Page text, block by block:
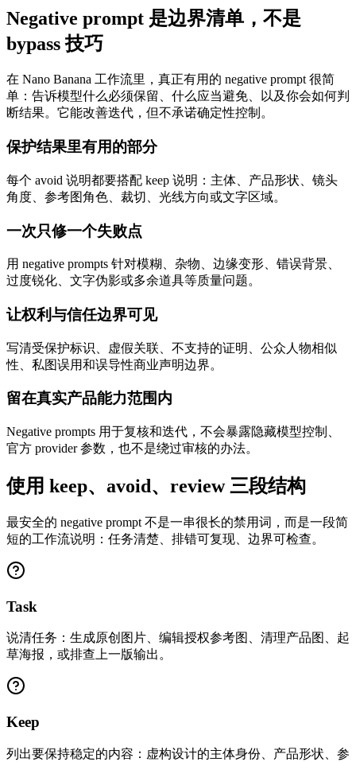
Negative prompt 是边界清单，不是
bypass 技巧
在 Nano Banana 工作流里，真正有用的 negative prompt 很简
单：告诉模型什么必须保留、什么应当避免、以及你会如何判
断结果。它能改善迭代，但不承诺确定性控制。
保护结果里有用的部分
每个 avoid 说明都要搭配 keep 说明：主体、产品形状、镜头
角度、参考图角色、裁切、光线方向或文字区域。
一次只修一个失败点
用 negative prompts 针对模糊、杂物、边缘变形、错误背景、
过度锐化、文字伪影或多余道具等质量问题。
让权利与信任边界可见
写清受保护标识、虚假关联、不支持的证明、公众人物相似
性、私图误用和误导性商业声明边界。
留在真实产品能力范围内
Negative prompts 用于复核和迭代，不会暴露隐藏模型控制、
官方 provider 参数，也不是绕过审核的办法。
使用 keep、avoid、review 三段结构
最安全的 negative prompt 不是一串很长的禁用词，而是一段简
短的工作流说明：任务清楚、排错可复现、边界可检查。
Task
说清任务：生成原创图片、编辑授权参考图、清理产品图、起
草海报，或排查上一版输出。
Keep
列出要保持稳定的内容：虚构设计的主体身份、产品形状、参